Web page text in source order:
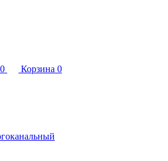
0 Корзина 0